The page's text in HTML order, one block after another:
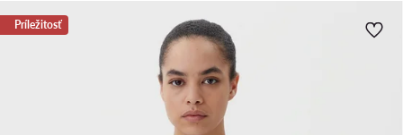
Príležitosť